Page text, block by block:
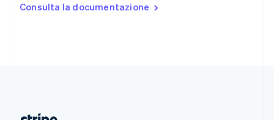
Consulta la documentazione
English Español简体中文